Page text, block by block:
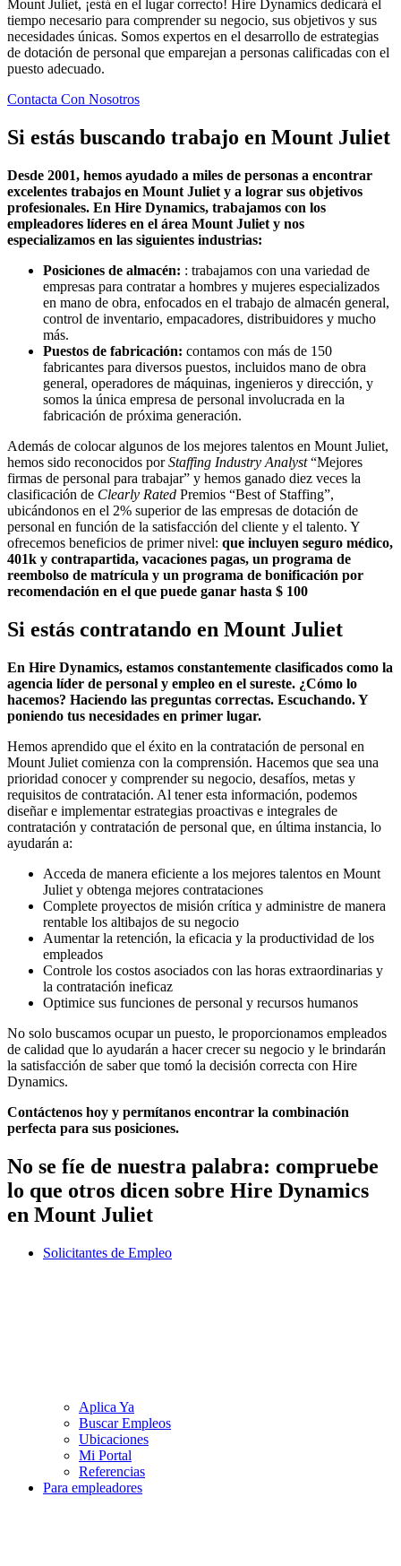
Mount Juliet, ¡está en el lugar correcto! Hire Dynamics dedicará el
tiempo necesario para comprender su negocio, sus objetivos y sus
necesidades únicas. Somos expertos en el desarrollo de estrategias
de dotación de personal que emparejan a personas calificadas con el
puesto adecuado.
Contacta Con Nosotros
Si estás buscando trabajo en Mount Juliet
Desde 2001, hemos ayudado a miles de personas a encontrar
excelentes trabajos en Mount Juliet y a lograr sus objetivos
profesionales. En Hire Dynamics, trabajamos con los
empleadores líderes en el área Mount Juliet y nos
especializamos en las siguientes industrias:
Posiciones de almacén: : trabajamos con una variedad de
empresas para contratar a hombres y mujeres especializados
en mano de obra, enfocados en el trabajo de almacén general,
control de inventario, empacadores, distribuidores y mucho
más.
Puestos de fabricación: contamos con más de 150
fabricantes para diversos puestos, incluidos mano de obra
general, operadores de máquinas, ingenieros y dirección, y
somos la única empresa de personal involucrada en la
fabricación de próxima generación.
Además de colocar algunos de los mejores talentos en Mount Juliet,
hemos sido reconocidos porStaffing Industry Analyst“Mejores
firmas de personal para trabajar” y hemos ganado diez veces la
clasificación de Clearly Rated Premios “Best of Staffing”,
ubicándonos en el 2% superior de las empresas de dotación de
personal en función de la satisfacción del cliente y el talento. Y
ofrecemos beneficios de primer nivel: que incluyen seguro médico,
401k y contrapartida, vacaciones pagas, un programa de
reembolso de matrícula y un programa de bonificación por
recomendación en el que puede ganar hasta $ 100
Si estás contratando en Mount Juliet
En Hire Dynamics, estamos constantemente clasificados como la
agencia líder de personal y empleo en el sureste. ¿Cómo lo
hacemos? Haciendo las preguntas correctas. Escuchando. Y
poniendo tus necesidades en primer lugar.
Hemos aprendido que el éxito en la contratación de personal en
Mount Juliet comienza con la comprensión. Hacemos que sea una
prioridad conocer y comprender su negocio, desafíos, metas y
requisitos de contratación. Al tener esta información, podemos
diseñar e implementar estrategias proactivas e integrales de
contratación y contratación de personal que, en última instancia, lo
ayudarán a:
Acceda de manera eficiente a los mejores talentos en Mount
Juliet y obtenga mejores contrataciones
Complete proyectos de misión crítica y administre de manera
rentable los altibajos de su negocio
Aumentar la retención, la eficacia y la productividad de los
empleados
Controle los costos asociados con las horas extraordinarias y
la contratación ineficaz
Optimice sus funciones de personal y recursos humanos
No solo buscamos ocupar un puesto, le proporcionamos empleados
de calidad que lo ayudarán a hacer crecer su negocio y le brindarán
la satisfacción de saber que tomó la decisión correcta con Hire
Dynamics.
Contáctenos hoy y permítanos encontrar la combinación
perfecta para sus posiciones.
No se fíe de nuestra palabra: compruebe
lo que otros dicen sobre Hire Dynamics
en Mount Juliet
Solicitantes de Empleo
Aplica Ya
Buscar Empleos
Ubicaciones
Mi Portal
Referencias
Para empleadores